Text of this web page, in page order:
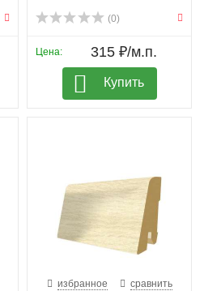
(0)
Цена: 315 ₽/м.п.
Купить
избранное сравнить